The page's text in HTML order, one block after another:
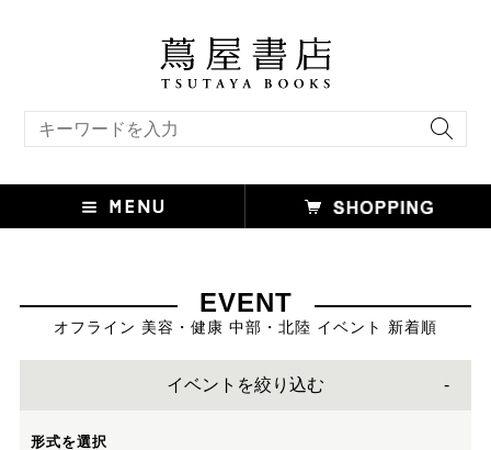
EVENT
オフライン 美容・健康 中部・北陸 イベント 新着順
イベントを絞り込む
形式を選択